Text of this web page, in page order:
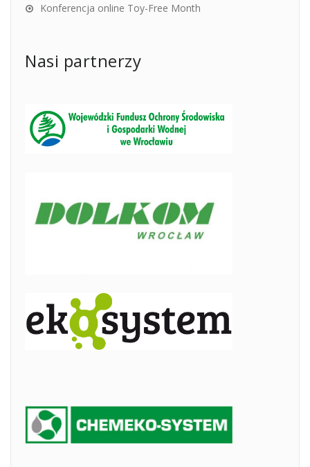
Konferencja online Toy-Free Month
Nasi partnerzy